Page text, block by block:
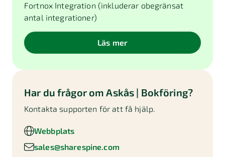
Fortnox Integration (inkluderar obegränsat
antal integrationer)
Läs mer
Har du frågor omAskås | Bokföring?
Kontakta supporten för att få hjälp.
Webbplats
sales@sharespine.com